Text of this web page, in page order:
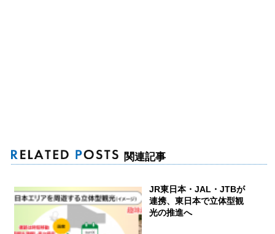
関連記事
JR東日本・JAL・JTBが
連携、東日本で立体型観
光の推進へ